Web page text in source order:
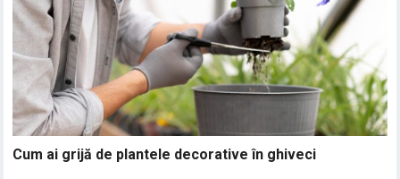
Cum ai grijă de plantele decorative în ghiveci